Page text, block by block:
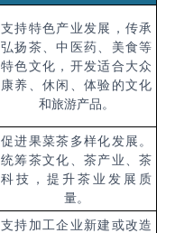
支持特色产业发展，传承
弘扬茶、中医药、美食等
特色文化，开发适合大众
康养、休闲、体验的文化
和旅游产品。
促进果菜茶多样化发展。
统筹茶文化、茶产业、茶
科技，提升茶业发展质
量。
支持加工企业新建或改造